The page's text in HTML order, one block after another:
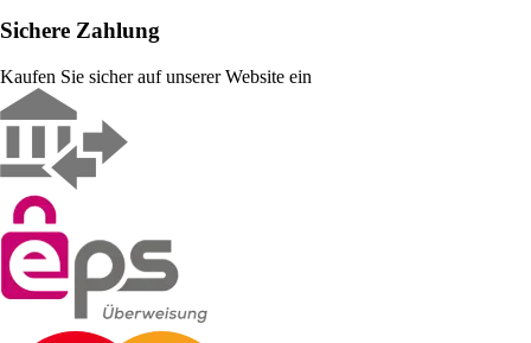
Sichere Zahlung
Kaufen Sie sicher auf unserer Website ein